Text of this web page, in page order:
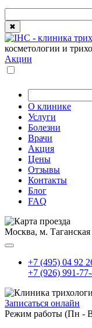
✖
косметологии и
Акции
О клинике
Услуги
Болезни
Врачи
Акция
Цены
Отзывы
Контакты
Блог
FAQ
Москва, м. Таганская
+7 (495) 04 92
+7 (926) 991-
Записаться онлайн
Режим работы (Пн -